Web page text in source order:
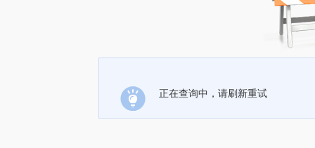
正在查询中，请刷新重试